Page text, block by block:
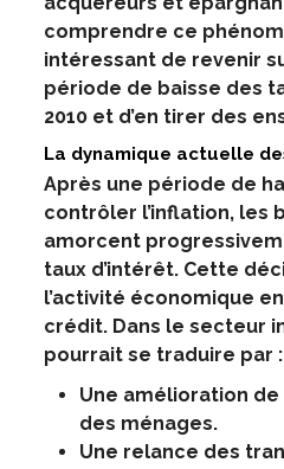
comprendre ce
intéressant de revenir
période de baisse des
2010 et d’en tirer des
La dynamique actuelle
Après une période de
contrôler l’inflation, les
amorcent
taux d’intérêt. Cette
l’activité économique
crédit. Dans le secteur
pourrait se traduire par :
Une amélioration de
des ménages.
Une relance des